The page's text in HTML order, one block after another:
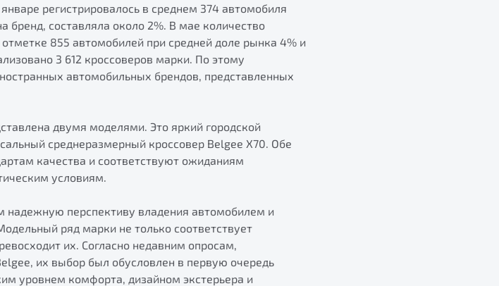
регистрировалось в среднем 374 автомобиля
составляла около 2%. В мае количество
855 автомобилей при средней доле рынка 4% и
3 612 кроссоверов марки. По этому
автомобильных брендов, представленных
двумя моделями. Это яркий городской
среднеразмерный кроссовер Belgee X70. Обе
качества и соответствуют ожиданиям
условиям.
надежную перспективу владения автомобилем и
ряд марки не только соответствует
их. Согласно недавним опросам,
их выбор был обусловлен в первую очередь
уровнем комфорта, дизайном экстерьера и